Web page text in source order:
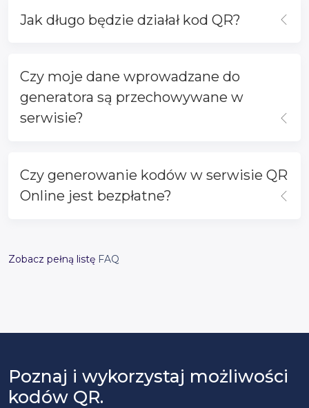
Jak długo będzie działał kod QR?
Czy moje dane wprowadzane do
generatora są przechowywane w
serwisie?
Czy generowanie kodów w serwisie QR
Online jest bezpłatne?
Zobacz pełną listę FAQ
Poznaj i wykorzystaj możliwości
kodów QR.